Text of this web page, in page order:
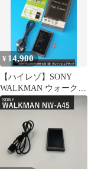
¥ 14,900
【ハイレゾ】SONY
WALKMAN ウォークマ
ン NW-A45（B）グレイ
ッ…